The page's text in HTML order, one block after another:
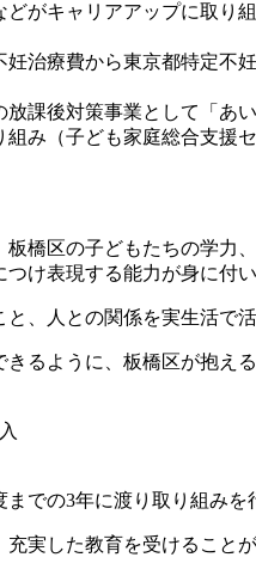
がキャリアアップに取り
妊治療費から東京都特定
課後対策事業として「あ
み（子ども家庭総合支援
橋区の子どもたちの学
け表現する能力が身に付
、人との関係を実生活で
るように、板橋区が抱え
での3年に渡り取り組みを
実した教育を受けるこ